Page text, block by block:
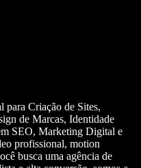
para Criação de Sites,
de Marcas, Identidade
SEO, Marketing Digital e
profissional, motion
busca uma agência de